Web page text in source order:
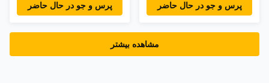
EX40 EX5
پرس و جو در حال حاضر
مکانیکی کوچک
پرس و جو در حال حاضر
مشاهده بیشتر